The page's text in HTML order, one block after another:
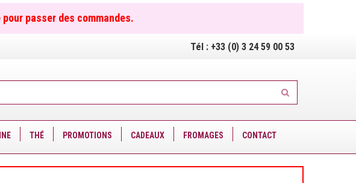
passer des commandes.
Tél : +33 (0) 3 24 59 00 53
THÉ PROMOTIONS CADEAUX FROMAGES CONTACT